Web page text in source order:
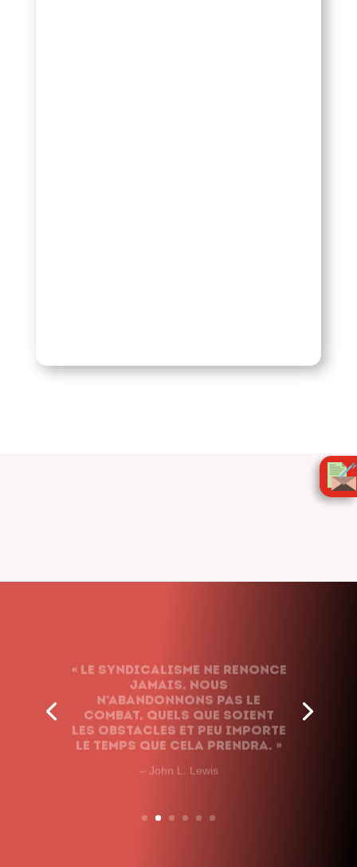
jamais. Nous
n’abandonnons pas le
combat, quels que soient
les obstacles et peu importe
le temps que cela prendra. »